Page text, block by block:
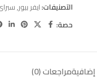
التصنيفات:ايفر بيور,
حصة:
مراجعات (0)